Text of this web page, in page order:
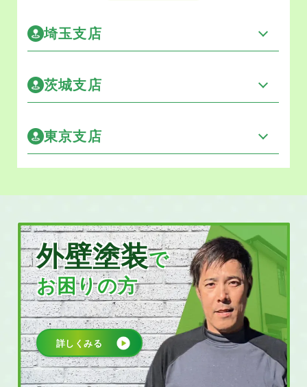
埼玉支店
茨城支店
東京支店
外壁塗装で
お困りの方
詳しくみる